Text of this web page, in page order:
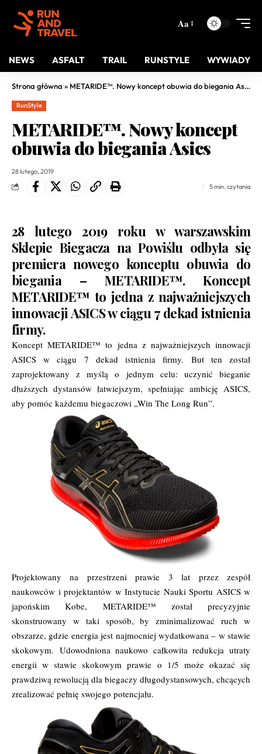
Aa
NEWS ASFALT TRAIL RUNSTYLE WYWIADY
Strona główna » METARIDE™. Nowy koncept obuwia do biegania Asics
RunStyle
METARIDE™. Nowy koncept
obuwia do biegania Asics
28 lutego, 2019
5 min. czytania
28 lutego 2019 roku w warszawskim
Sklepie Biegacza na Powiślu odbyła się
premiera nowego konceptu obuwia do
biegania – METARIDE™. Koncept
METARIDE™ to jedna z najważniejszych
innowacji ASICS w ciągu 7 dekad istnienia
firmy.
Koncept METARIDE™ to jedna z najważniejszych innowacji
ASICS w ciągu 7 dekad istnienia firmy. But ten został
zaprojektowany z myślą o jednym celu: uczynić bieganie
dłuższych dystansów łatwiejszym, spełniając ambicję ASICS,
aby pomóc każdemu biegaczowi „Win The Long Run”.
Projektowany na przestrzeni prawie 3 lat przez zespół
naukowców i projektantów w Instytucie Nauki Sportu ASICS w
japońskim Kobe, METARIDE™ został precyzyjnie
skonstruowany w taki sposób, by zminimalizować ruch w
obszarze, gdzie energia jest najmocniej wydatkowana – w stawie
skokowym. Udowodniona naukowo całkowita redukcja utraty
energii w stawie skokowym prawie o 1/5 może okazać się
prawdziwą rewolucją dla biegaczy długodystansowych, chcących
zrealizować pełnię swojego potencjału.